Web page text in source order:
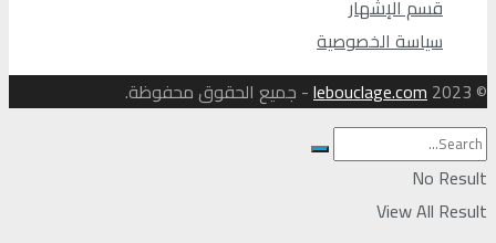
قسم الإشهار
سياسة الخصوصية
© 2023
lebouclage.com- جميع الحقوق محفوظة.
No Result
View All Result